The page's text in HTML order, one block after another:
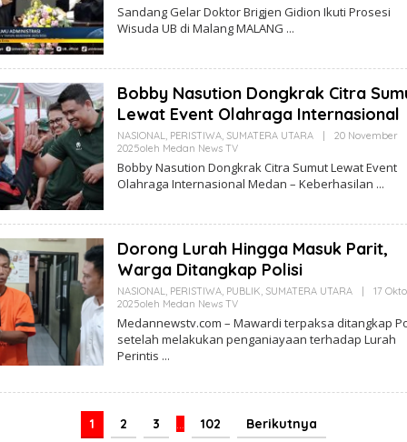
Sandang Gelar Doktor Brigjen Gidion Ikuti Prosesi
Wisuda UB di Malang MALANG
Bobby Nasution Dongkrak Citra
Lewat Event Olahraga Internasional
NASIONAL PERISTIWA SUMATERA UTARA |
20 November
2025Oleh Medan News TV
Bobby Nasution Dongkrak Citra Sumut Lewat Event
Olahraga Internasional Medan – Keberhasilan
Dorong Lurah Hingga Masuk Parit,
Warga Ditangkap Polisi
NASIONAL PERISTIWA PUBLIK SUMATERA UTARA |
17
2025Oleh Medan News TV
Medannewstv.com – Mawardi terpaksa ditangkap
setelah melakukan penganiayaan terhadap Lurah
Perintis
1 2 3 102 Berikutnya